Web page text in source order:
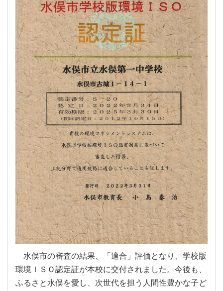
水俣市の審査の結果、「適合」評価となり、学校版
環境ＩＳＯ認定証が本校に交付されました。今後も、
ふるさと水俣を愛し、次世代を担う人間性豊かな子ど